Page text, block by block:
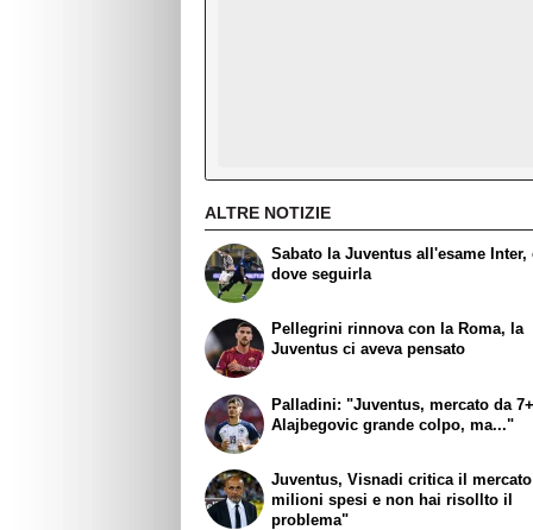
ALTRE NOTIZIE
Sabato la Juventus all'esame Inter,
dove seguirla
Pellegrini rinnova con la Roma, la
Juventus ci aveva pensato
Palladini: "Juventus, mercato da
Alajbegovic grande colpo, ma..."
Juventus, Visnadi critica il
milioni spesi e non hai risollto il
problema"